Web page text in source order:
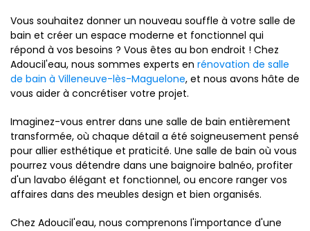
Vous souhaitez donner un nouveau souffle à votre salle de
bain et créer un espace moderne et fonctionnel qui
répond à vos besoins ? Vous êtes au bon endroit ! Chez
Adoucil'eau, nous sommes experts en rénovation de salle
de bain à Villeneuve-lès-Maguelone, et nous avons hâte de
vous aider à concrétiser votre projet.
Imaginez-vous entrer dans une salle de bain entièrement
transformée, où chaque détail a été soigneusement pensé
pour allier esthétique et praticité. Une salle de bain où vous
pourrez vous détendre dans une baignoire balnéo, profiter
d'un lavabo élégant et fonctionnel, ou encore ranger vos
affaires dans des meubles design et bien organisés.
Chez Adoucil'eau, nous comprenons l'importance d'une